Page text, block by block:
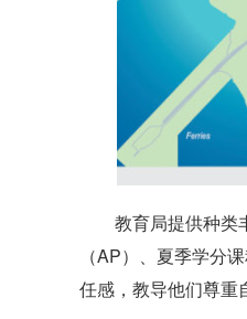
教育局提供种类
（AP）、夏季学分
任感，教导他们尊重